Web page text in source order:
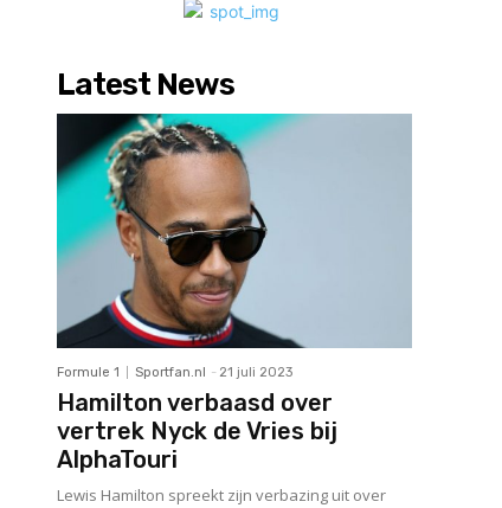
Latest News
Formule 1 Sportfan.nl - 21 juli 2023
Hamilton verbaasd over
vertrek Nyck de Vries bij
AlphaTouri
Lewis Hamilton spreekt zijn verbazing uit over